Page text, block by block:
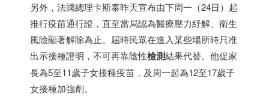
另外，法國總理卡斯泰昨天宣布由下周一（24日）起
推行疫苗通行證，直至當局認為醫療壓力紓解、衛生
風險顯著解除為止。屆時民眾在進入某些場所時只准
出示接種證明，不可再靠陰性檢測結果代替。他促家
長為5至11歲子女接種疫苗，及周一起為12至17歲子
女接種加強劑。